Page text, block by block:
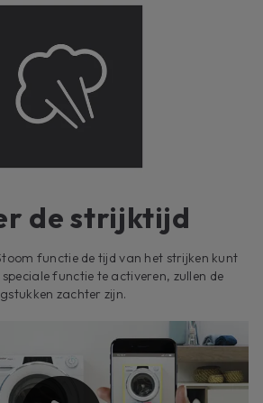
de strijktijd
functie de tijd van het strijken kunt
functie te activeren, zullen de
zachter zijn.